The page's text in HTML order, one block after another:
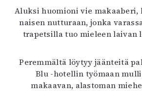
Aluksi huomioni vie
naisen nutturaan, jonka
trapetsilla tuo mieleen laivan
Peremmältä löytyy jäänteitä
Blu -hotellin työmaan
makaavan, alastoman